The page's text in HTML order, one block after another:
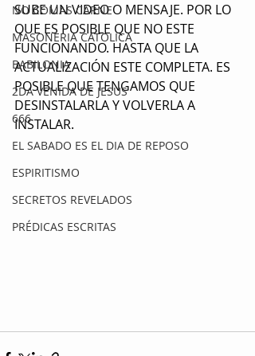
NO COMAS CARNE
MASONERIA CATOLICA
BABILONIA
2DA VENIDA DE JESUS
666
EL SABADO ES EL DIA DE REPOSO
ESPIRITISMO
SECRETOS REVELADOS
PRÉDICAS ESCRITAS
SUBE UN VIDEO O MENSAJE. POR LO
QUE ES POSIBLE QUE NO ESTE
FUNCIONANDO. HASTA QUE LA
ACTUALIZACIÓN ESTE COMPLETA. ES
POSIBLE QUE TENGAMOS QUE
DESINSTALARLA Y VOLVERLA A
INSTALAR.